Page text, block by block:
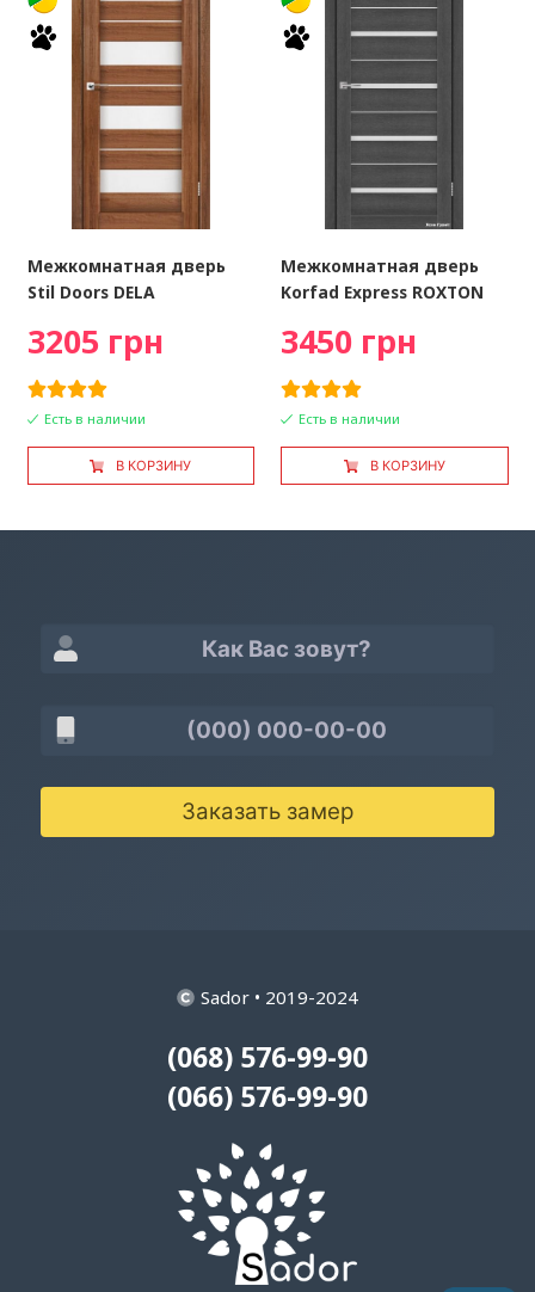
Межкомнатная дверь
Stil Doors DELA
3205 грн
Есть в наличии
В КОРЗИНУ
Межкомнатная дверь
Korfad Express ROXTON
3450 грн
Есть в наличии
В КОРЗИНУ
Заказать замер
Sador • 2019-2024
(068) 576-99-90
(066) 576-99-90